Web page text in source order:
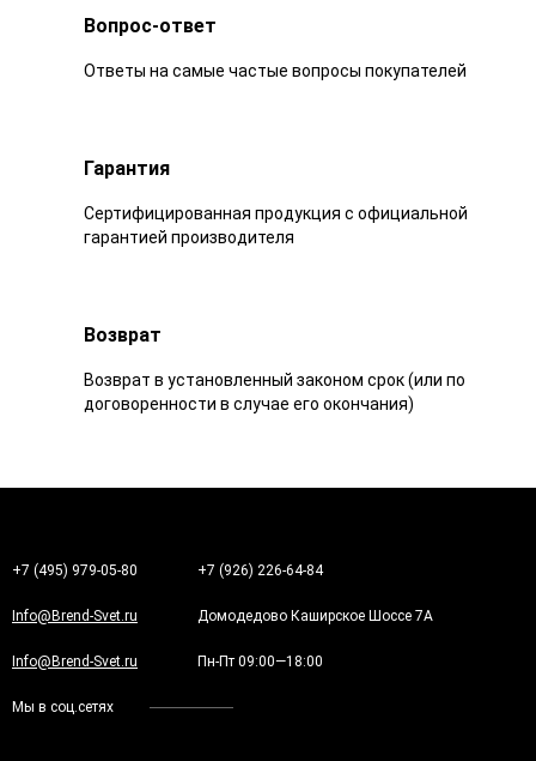
Вопрос-ответ
Ответы на самые частые вопросы покупателей
Гарантия
Сертифицированная продукция с официальной
гарантией производителя
Возврат
Возврат в установленный законом срок (или по
договоренности в случае его окончания)
+7 (495) 979-05-80 +7 (926) 226-64-84
Info@Brend-Svet.ru Домодедово Каширское Шоссе 7А
Info@Brend-Svet.ru Пн-Пт 09:00—18:00
Мы в соц.сетях